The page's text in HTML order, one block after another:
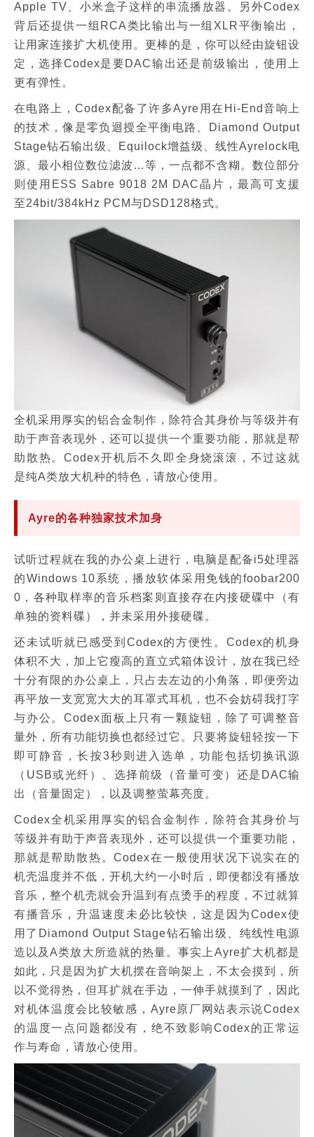
Apple TV、小米盒子这样的串流播放器。另外Codex
背后还提供一组RCA类比输出与一组XLR平衡输出，
让用家连接扩大机使用。更棒的是，你可以经由旋钮设
定，选择Codex是要DAC输出还是前级输出，使用上
更有弹性。
在电路上，Codex配备了许多Ayre用在Hi-End音响上
的技术，像是零负迴授全平衡电路、Diamond Output
Stage钻石输出级、Equilock增益级、线性Ayrelock电
源、最小相位数位滤波…等，一点都不含糊。数位部分
则使用ESS Sabre 9018 2M DAC晶片，最高可支援
至24bit/384kHz PCM与DSD128格式。
全机采用厚实的铝合金制作，除符合其身价与等级并有
助于声音表现外，还可以提供一个重要功能，那就是帮
助散热。Codex开机后不久即全身烧滚滚，不过这就
是纯A类放大机种的特色，请放心使用。
Ayre的各种独家技术加身
试听过程就在我的办公桌上进行，电脑是配备i5处理器
的Windows 10系统，播放软体采用免钱的foobar200
0，各种取样率的音乐档案则直接存在内接硬碟中（有
单独的资料碟），并未采用外接硬碟。
还未试听就已感受到Codex的方便性。Codex的机身
体积不大，加上它瘦高的直立式箱体设计，放在我已经
十分有限的办公桌上，只占去左边的小角落，即便旁边
再平放一支宽宽大大的耳罩式耳机，也不会妨碍我打字
与办公。Codex面板上只有一颗旋钮，除了可调整音
量外，所有功能切换也都经过它。只要将旋钮轻按一下
即可静音，长按3秒则进入选单，功能包括切换讯源
（USB或光纤）、选择前级（音量可变）还是DAC输
出（音量固定），以及调整萤幕亮度。
Codex全机采用厚实的铝合金制作，除符合其身价与
等级并有助于声音表现外，还可以提供一个重要功能，
那就是帮助散热。Codex在一般使用状况下说实在的
机壳温度并不低，开机大约一小时后，即便都没有播放
音乐，整个机壳就会升温到有点烫手的程度，不过就算
有播音乐，升温速度未必比较快，这是因为Codex使
用了Diamond Output Stage钻石输出级、纯线性电源
造以及A类放大所造就的热量。事实上Ayre扩大机都是
如此，只是因为扩大机摆在音响架上，不太会摸到，所
以不觉得热，但耳扩就在手边，一伸手就摸到了，因此
对机体温度会比较敏感，Ayre原厂网站表示说Codex
的温度一点问题都没有，绝不致影响Codex的正常运
作与寿命，请放心使用。